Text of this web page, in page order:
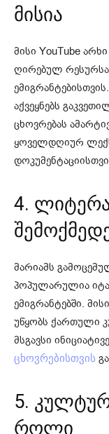
მისია
მისი YouTube არხი
ღირებულ
აქვეყნებს
ცხოვრებას
ყოველდღიურ
4.
მარიამს
პოპულარულია
ემიგრანტებში.
უწყობს ქართული
მსგავსი
ცხოვრებისთვის
5.
როლი